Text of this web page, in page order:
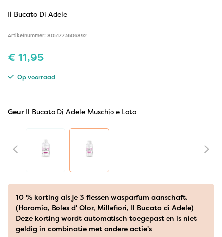
Il Bucato Di Adele
Artikelnummer: 8051773606892
€ 11,95
Op voorraad
Geur Il Bucato Di Adele Muschio e Loto
10 % korting als je 3 flessen wasparfum aanschaft.
(Horomia, Boles d' Olor, Millefiori, Il Bucato di Adele)
Deze korting wordt automatisch toegepast en is niet
geldig in combinatie met andere actie's